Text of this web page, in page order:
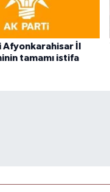
Afyonkarahisar İl
tamamı istifa